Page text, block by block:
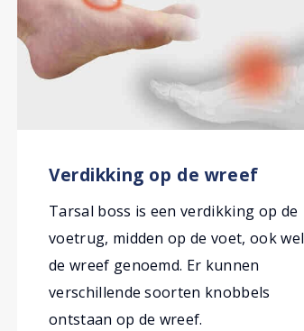
Verdikking op de wreef
Tarsal boss is een verdikking op de
voetrug, midden op de voet, ook wel
de wreef genoemd. Er kunnen
verschillende soorten knobbels
ontstaan op de wreef.